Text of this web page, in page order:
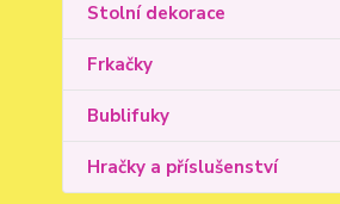
Stolní dekorace
Frkačky
Bublifuky
Hračky a příslušenství